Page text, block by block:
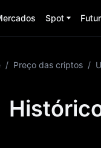
Spot
/ Preço das criptos /